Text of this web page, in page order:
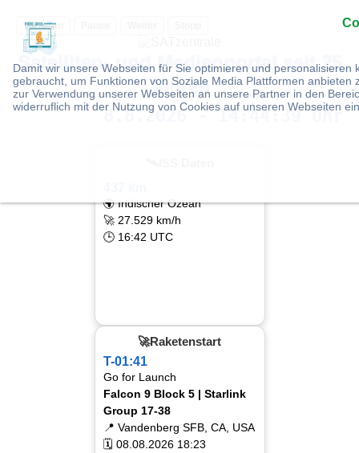
Vorlesen
Damit wir unsere Webseiten für Sie optimieren und
gebraucht, um Funktionen von Soziale Media Plattformen
zur Verwendung unserer Webseiten an unsere Partner in den
widerruflich mit der Nutzung von Cookies auf unseren Webseiten
Satelliten- und Medienportal seit 25
Jahren
8.8.2026 - 14:44:40 Uhr
🌍 Indischer Ozean
🚀 27.529 km/h
🕒 16:42 UTC
🚀Raketenstart
T-01:41
Go for Launch
Falcon 9 Block 5 | Starlink
Group 17-38
📍 Vandenberg SFB, CA, USA
🗓 08.08.2026 18:23